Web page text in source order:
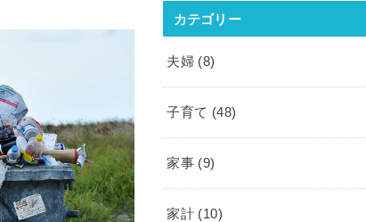
カテゴリー
夫婦 (8)
子育て (48)
家事 (9)
家計 (10)